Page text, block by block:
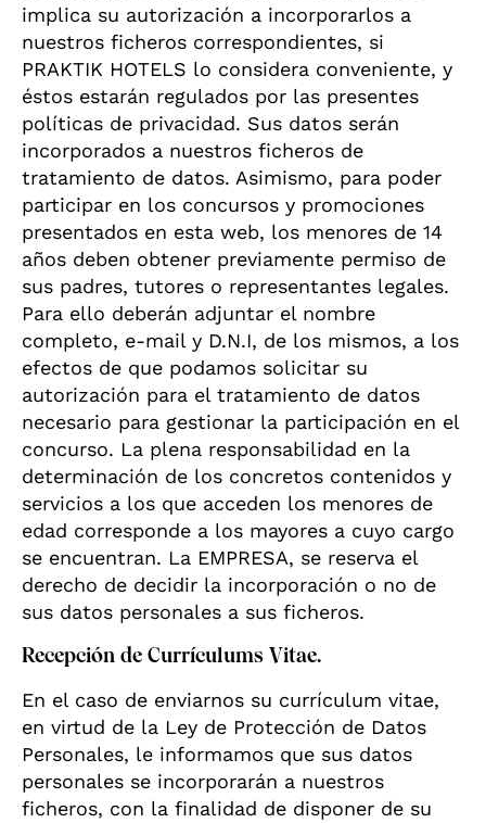
implica su autorización a incorporarlos a
nuestros ficheros correspondientes, si
PRAKTIK HOTELS lo considera conveniente, y
éstos estarán regulados por las presentes
políticas de privacidad. Sus datos serán
incorporados a nuestros ficheros de
tratamiento de datos. Asimismo, para poder
participar en los concursos y promociones
presentados en esta web, los menores de 14
años deben obtener previamente permiso de
sus padres, tutores o representantes legales.
Para ello deberán adjuntar el nombre
completo, e-mail y D.N.I, de los mismos, a los
efectos de que podamos solicitar su
autorización para el tratamiento de datos
necesario para gestionar la participación en el
concurso. La plena responsabilidad en la
determinación de los concretos contenidos y
servicios a los que acceden los menores de
edad corresponde a los mayores a cuyo cargo
se encuentran. La EMPRESA, se reserva el
derecho de decidir la incorporación o no de
sus datos personales a sus ficheros.
Recepción de Currículums Vitae.
En el caso de enviarnos su currículum vitae,
en virtud de la Ley de Protección de Datos
Personales, le informamos que sus datos
personales se incorporarán a nuestros
ficheros, con la finalidad de disponer de su